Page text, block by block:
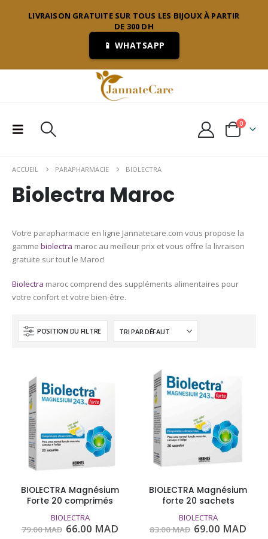
LIVRAISON GRATUITE SUR TOUS LES BIJOUX À PARTIR
DE 300 DH
📱 WHATSAPP
0
ACCUEIL PARAPHARMACIE BIOLECTRA
Biolectra Maroc
Votre parapharmacie en ligne Jannatecare.com vous propose la
gamme biolectra maroc au meilleur prix et vous offre la livraison
gratuite sur tout le Maroc!
Biolectra maroc comprend des suppléments alimentaires pour
votre confort et votre bien-être.
POSITION DU FILTRE
BIOLECTRA Magnésium
Forte 20 comprimés
BIOLECTRA
79.00MAD Le
66.00 MAD
BIOLECTRA Magnésium
forte 20 sachets
BIOLECTRA
83.00MAD Le
69.00 MAD